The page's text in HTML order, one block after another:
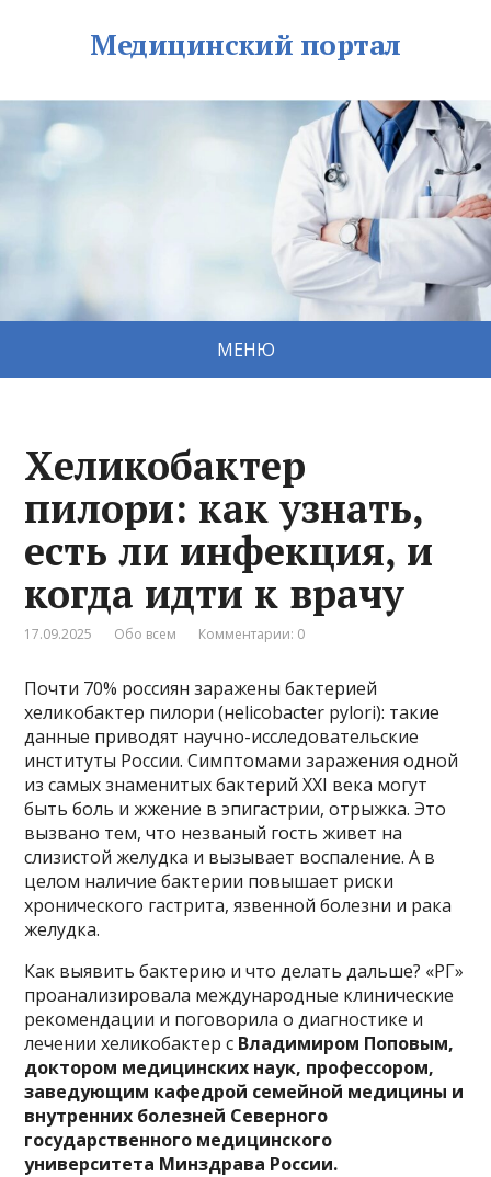
Медицинский портал
МЕНЮ
Хеликобактер
пилори: как узнать,
есть ли инфекция, и
когда идти к врачу
17.09.2025 Обо всем Комментарии: 0
Почти 70% россиян заражены бактерией
хеликобактер пилори (нelicobacter pylori): такие
данные приводят научно-исследовательские
институты России. Симптомами заражения одной
из самых знаменитых бактерий XXI века могут
быть боль и жжение в эпигастрии, отрыжка. Это
вызвано тем, что незваный гость живет на
слизистой желудка и вызывает воспаление. А в
целом наличие бактерии повышает риски
хронического гастрита, язвенной болезни и рака
желудка.
Как выявить бактерию и что делать дальше? «РГ»
проанализировала международные клинические
рекомендации и поговорила о диагностике и
лечении хеликобактер с Владимиром Поповым,
доктором медицинских наук, профессором,
заведующим кафедрой семейной медицины и
внутренних болезней Северного
государственного медицинского
университета Минздрава России.